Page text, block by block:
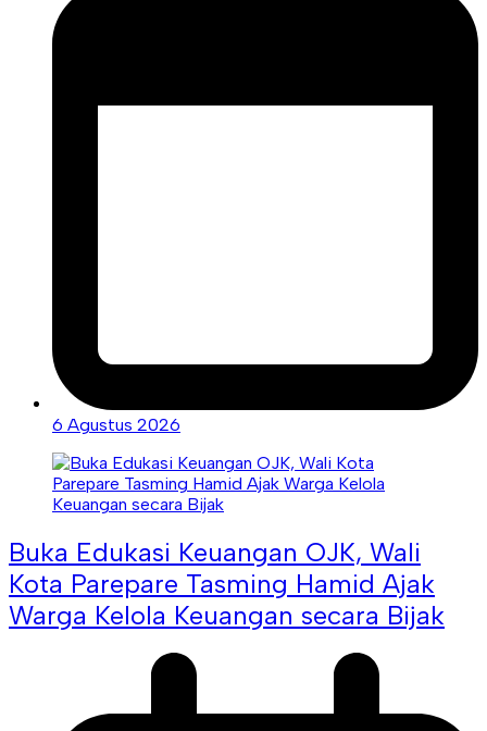
6 Agustus 2026
Buka Edukasi Keuangan OJK, Wali
Kota Parepare Tasming Hamid Ajak
Warga Kelola Keuangan secara Bijak